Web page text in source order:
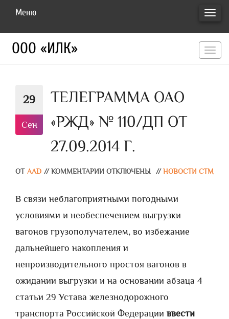
Меню
ООО «ИЛК»
29
Сен
ТЕЛЕГРАММА ОАО
«РЖД» № 110/ДП ОТ
27.09.2014 Г.
ОТ AAD // КОММЕНТАРИИ ОТКЛЮЧЕНЫ // НОВОСТИ СТМ
В связи неблагоприятными погодными
условиями и необеспечением выгрузки
вагонов грузополучателем, во избежание
дальнейшего накопления и
непроизводительного простоя вагонов в
ожидании выгрузки и на основании абзаца 4
статьи 29 Устава железнодорожного
транспорта Российской Федерации ввести